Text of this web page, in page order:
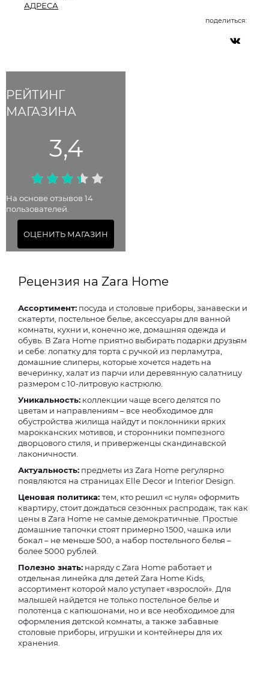
РЕЙТИНГ
МАГАЗИНА
3,4
На основе отзывов 14
пользователей.
ОЦЕНИТЬ МАГАЗИН
АДРЕСА
поделиться:
Рецензия на Zara Home
Ассортимент: посуда и столовые приборы, занавески и
скатерти, постельное белье, аксессуары для ванной
комнаты, кухни и, конечно же, домашняя одежда и
обувь. В Zara Home приятно выбирать подарки друзьям
и себе: лопатку для торта с ручкой из перламутра,
домашние слиперы, которые хочется надеть на
вечеринку, халат из парчи или деревянную салатницу
размером с 10-литровую кастрюлю.
Уникальность: коллекции чаще всего делятся по
цветам и направлениям – все необходимое для
обустройства жилища найдут и поклонники ярких
марокканских мотивов, и сторонники помпезного
дворцового стиля, и приверженцы скандинавской
лаконичности.
Актуальность: предметы из Zara Home регулярно
появляются на страницах Elle Decor и Interior Design.
Ценовая политика: тем, кто решил «с нуля» оформить
квартиру, стоит дождаться сезонных распродаж, так как
цены в Zara Home не самые демократичные. Простые
домашние тапочки стоят примерно 1500, чашка или
бокал – не меньше 500, а набор постельного белья –
более 5000 рублей.
Полезно знать: наряду с Zara Home работает и
отдельная линейка для детей Zara Home Kids,
ассортимент которой мало уступает «взрослой». Для
малышей найдется не только постельное белье и
полотенца с капюшонами, но и все необходимое для
оформления детской комнаты, а также забавные
столовые приборы, игрушки и контейнеры для их
хранения.